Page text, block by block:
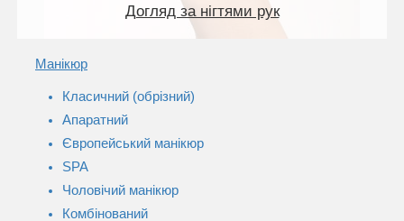
Догляд за нігтями рук
Манікюр
Класичний (обрізний)
Апаратний
Європейський манікюр
SPA
Чоловічий манікюр
Комбінований